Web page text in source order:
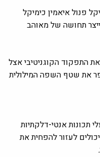
פנול איאמין כימיקל
תחושה של מאוהב
התפקוד הקוגניטיבי אצל
את שטף השפה המילולית
אנטי-דלקתיות
לעזור להפחית את